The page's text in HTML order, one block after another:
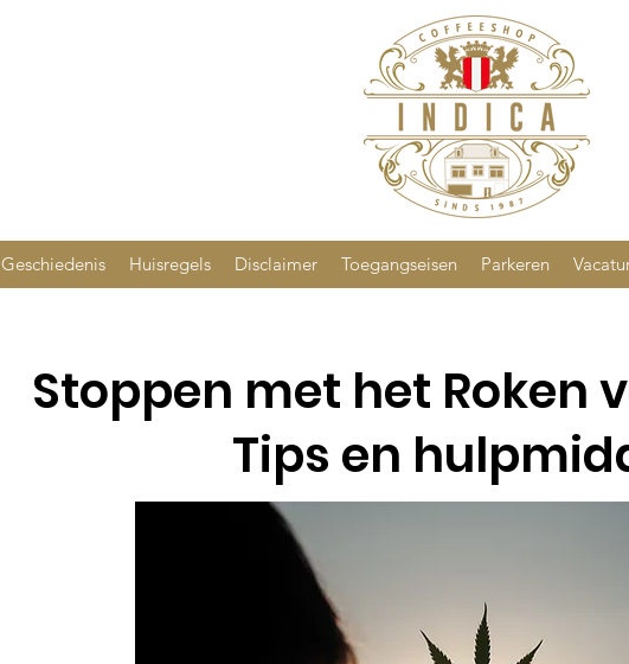
Geschiedenis Huisregels Disclaimer Toegangseisen Parkeren
Stoppen met het Roken
Tips en